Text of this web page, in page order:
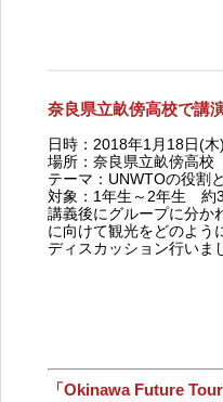
奈良県立畝傍高校で講
日時：2018年1月18日(木)
場所：奈良県立畝傍高校
テーマ：UNWTOの役割
対象：1年生～2年生 約
講義後にグループに分か
に向けて観光をどのよう
ディスカッション行いま
「Okinawa Future